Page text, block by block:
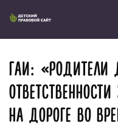
ГАИ:
НА ДОРОГЕ ВО